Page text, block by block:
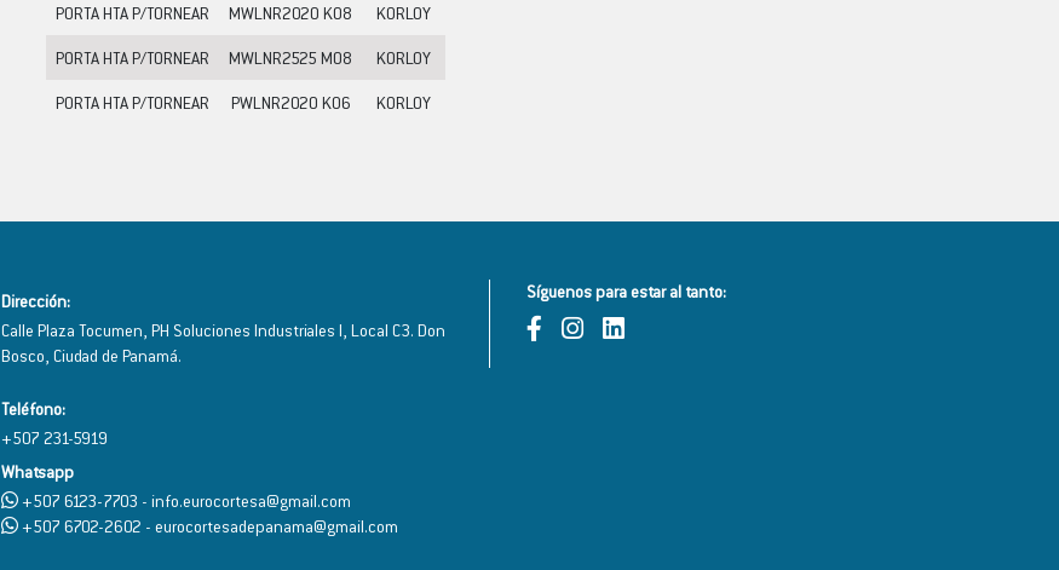
PORTA HTA P/TORNEAR
MWLNR2020 K08
KORLOY
PORTA HTA P/TORNEAR
MWLNR2525 M08
KORLOY
PORTA HTA P/TORNEAR
PWLNR2020 K06 KORLOY
Dirección:
Calle Plaza Tocumen, PH Soluciones Industriales I, Local C3. Don
Bosco, Ciudad de Panamá.
Teléfono:
+507 231-5919
Whatsapp
+507 6123-7703 - info.eurocortesa@gmail.com
+507 6702-2602 - eurocortesadepanama@gmail.com
Síguenos para estar al tanto: